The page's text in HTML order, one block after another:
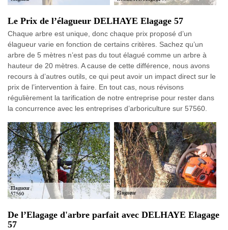
Le Prix de l’élagueur DELHAYE Elagage 57
Chaque arbre est unique, donc chaque prix proposé d’un
élagueur varie en fonction de certains critères. Sachez qu’un
arbre de 5 mètres n’est pas du tout élagué comme un arbre à
hauteur de 20 mètres. A cause de cette différence, nous avons
recours à d’autres outils, ce qui peut avoir un impact direct sur le
prix de l’intervention à faire. En tout cas, nous révisons
régulièrement la tarification de notre entreprise pour rester dans
la concurrence avec les entreprises d’arboriculture sur 57560.
De l’Elagage d'arbre parfait avec DELHAYE Elagage
57